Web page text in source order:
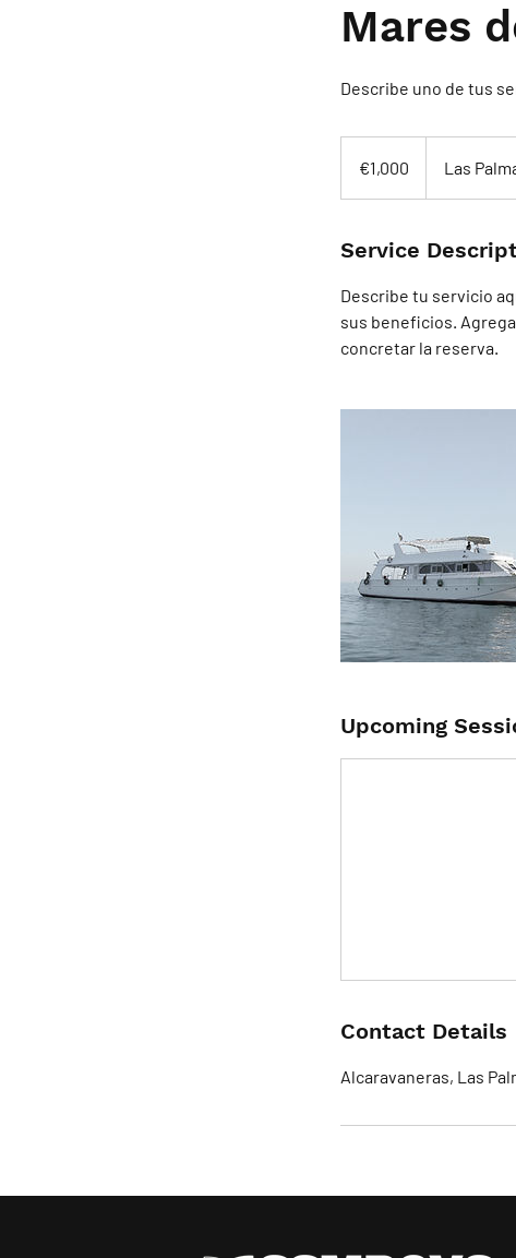
Mares
Describe uno de tus
€1,000 Las
Service
Describe tu servicio
sus beneficios.
concretar la reserva.
Upcoming
Contact Details
Alcaravaneras, Las